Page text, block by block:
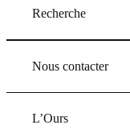
Recherche
Nous contacter
L’Ours